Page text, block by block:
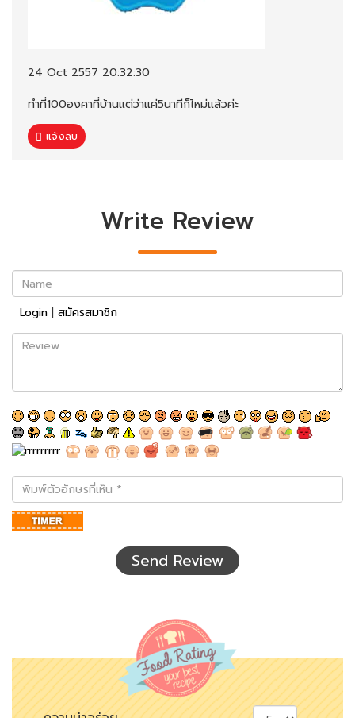
24 Oct 2557 20:32:30
ทำที่100องศาที่บ้านแต่ว่าแค่5นาทีก็ไหม่แล้วค่ะ
แจ้งลบ
Write Review
Name
Login | สมัครสมาชิก
Review
พิมพ์
ตัว
อักษร
ที่
Send Review